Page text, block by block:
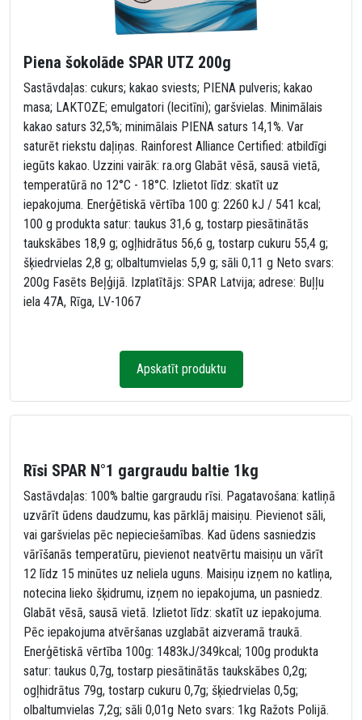
Piena šokolāde SPAR UTZ 200g
Sastāvdaļas: cukurs; kakao sviests; PIENA pulveris; kakao
masa; LAKTOZE; emulgatori (lecitīni); garšvielas. Minimālais
kakao saturs 32,5%; minimālais PIENA saturs 14,1%. Var
saturēt riekstu daļiņas. Rainforest Alliance Certified: atbildīgi
iegūts kakao. Uzzini vairāk: ra.org Glabāt vēsā, sausā vietā,
temperatūrā no 12°C - 18°C. Izlietot līdz: skatīt uz
iepakojuma. Enerģētiskā vērtība 100 g: 2260 kJ / 541 kcal;
100 g produkta satur: taukus 31,6 g, tostarp piesātinātās
taukskābes 18,9 g; ogļhidrātus 56,6 g, tostarp cukuru 55,4 g;
šķiedrvielas 2,8 g; olbaltumvielas 5,9 g; sāli 0,11 g Neto svars:
200g Fasēts Beļģijā. Izplatītājs: SPAR Latvija; adrese: Buļļu
iela 47A, Rīga, LV-1067
Apskatīt produktu
Rīsi SPAR N°1 gargraudu baltie 1kg
Sastāvdaļas: 100% baltie gargraudu rīsi. Pagatavošana: katliņā
uzvārīt ūdens daudzumu, kas pārklāj maisiņu. Pievienot sāli,
vai garšvielas pēc nepieciešamības. Kad ūdens sasniedzis
vārīšanās temperatūru, pievienot neatvērtu maisiņu un vārīt
12 līdz 15 minūtes uz neliela uguns. Maisiņu izņem no katliņa,
notecina lieko šķidrumu, izņem no iepakojuma, un pasniedz.
Glabāt vēsā, sausā vietā. Izlietot līdz: skatīt uz iepakojuma.
Pēc iepakojuma atvēršanas uzglabāt aizveramā traukā.
Enerģētiskā vērtība 100g: 1483kJ/349kcal; 100g produkta
satur: taukus 0,7g, tostarp piesātinātās taukskābes 0,2g;
ogļhidrātus 79g, tostarp cukuru 0,7g; šķiedrvielas 0,5g;
olbaltumvielas 7,2g; sāli 0,01g Neto svars: 1kg Ražots Polijā.